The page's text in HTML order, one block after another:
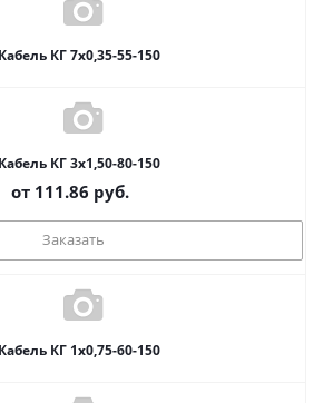
Кабель КГ 7х0,35-55-150
Кабель КГ 3х1,50-80-150
от 111.86 руб.
Заказать
Кабель КГ 1х0,75-60-150